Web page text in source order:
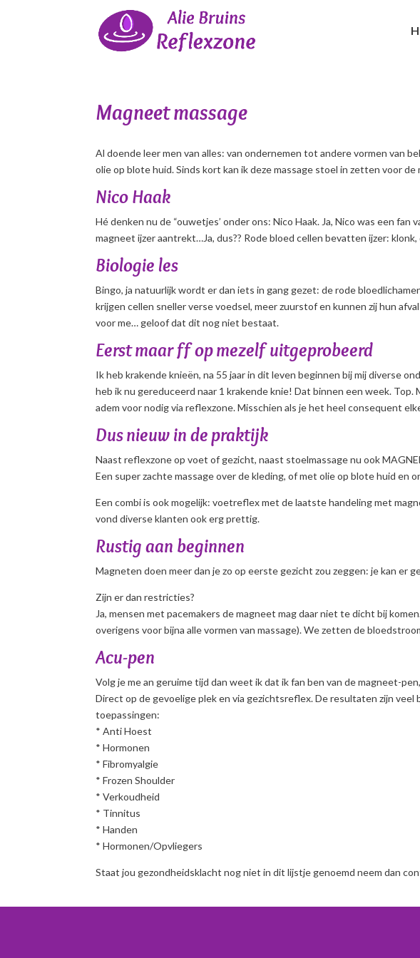
Magneet massage
Al doende leer men van alles: van ondernemen tot andere vormen van
olie op blote huid. Sinds kort kan ik deze massage stoel in zetten voor de
Nico Haak
Hé denken nu de “ouwetjes’ onder ons: Nico Haak. Ja, Nico was een
magneet ijzer aantrekt…Ja, dus?? Rode bloed cellen bevatten ijzer:
Biologie les
Bingo, ja natuurlijk wordt er dan iets in gang gezet: de rode
krijgen cellen sneller verse voedsel, meer zuurstof en kunnen zij hun
voor me… geloof dat dit nog niet bestaat.
Eerst maar ff op mezelf uitgeprobeerd
Ik heb krakende knieën, na 55 jaar in dit leven beginnen bij mij diverse
heb ik nu gereduceerd naar 1 krakende knie! Dat binnen een week.
adem voor nodig via reflexzone. Misschien als je het heel consequent
Dus nieuw in de praktijk
Naast reflexzone op voet of gezicht, naast stoelmassage nu ook
Een super zachte massage over de kleding, of met olie op blote huid en
Een combi is ook mogelijk: voetreflex met de laatste handeling met
vond diverse klanten ook erg prettig.
Rustig aan beginnen
Magneten doen meer dan je zo op eerste gezicht zou zeggen: je kan er
Zijn er dan restricties?
Ja, mensen met pacemakers de magneet mag daar niet te dicht bij
overigens voor bijna alle vormen van massage). We zetten de
Acu-pen
Volg je me an geruime tijd dan weet ik dat ik fan ben van de magneet-
Direct op de gevoelige plek en via gezichtsreflex. De resultaten zijn veel
toepassingen:
* Anti Hoest
* Hormonen
* Fibromyalgie
* Frozen Shoulder
* Verkoudheid
* Tinnitus
* Handen
* Hormonen/Opvliegers
Staat jou gezondheidsklacht nog niet in dit lijstje genoemd neem dan